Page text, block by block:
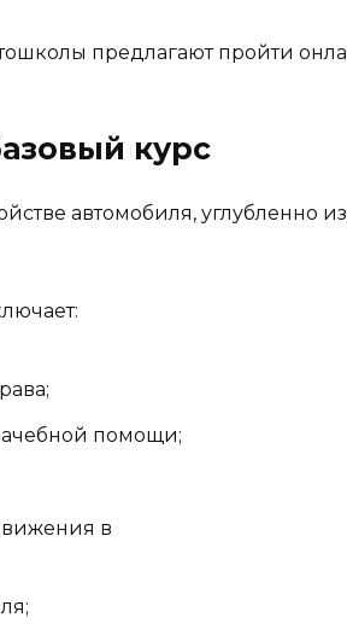
предлагают пройти
курс
автомобиля, углубленно
помощи;
в